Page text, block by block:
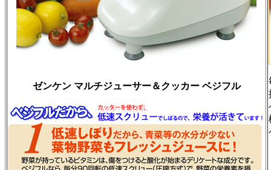
ゼンケン マルチジューサー＆クッカー ベジフル